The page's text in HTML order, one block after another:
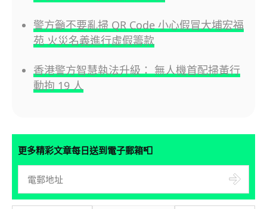
警方籲不要亂掃 QR Code 小心假冒大埔宏福
苑 火災名義進行虛假籌款
香港警方智慧執法升級： 無人機首配掃黃行
動拘 19 人
更多精彩文章每日送到電子郵箱📮